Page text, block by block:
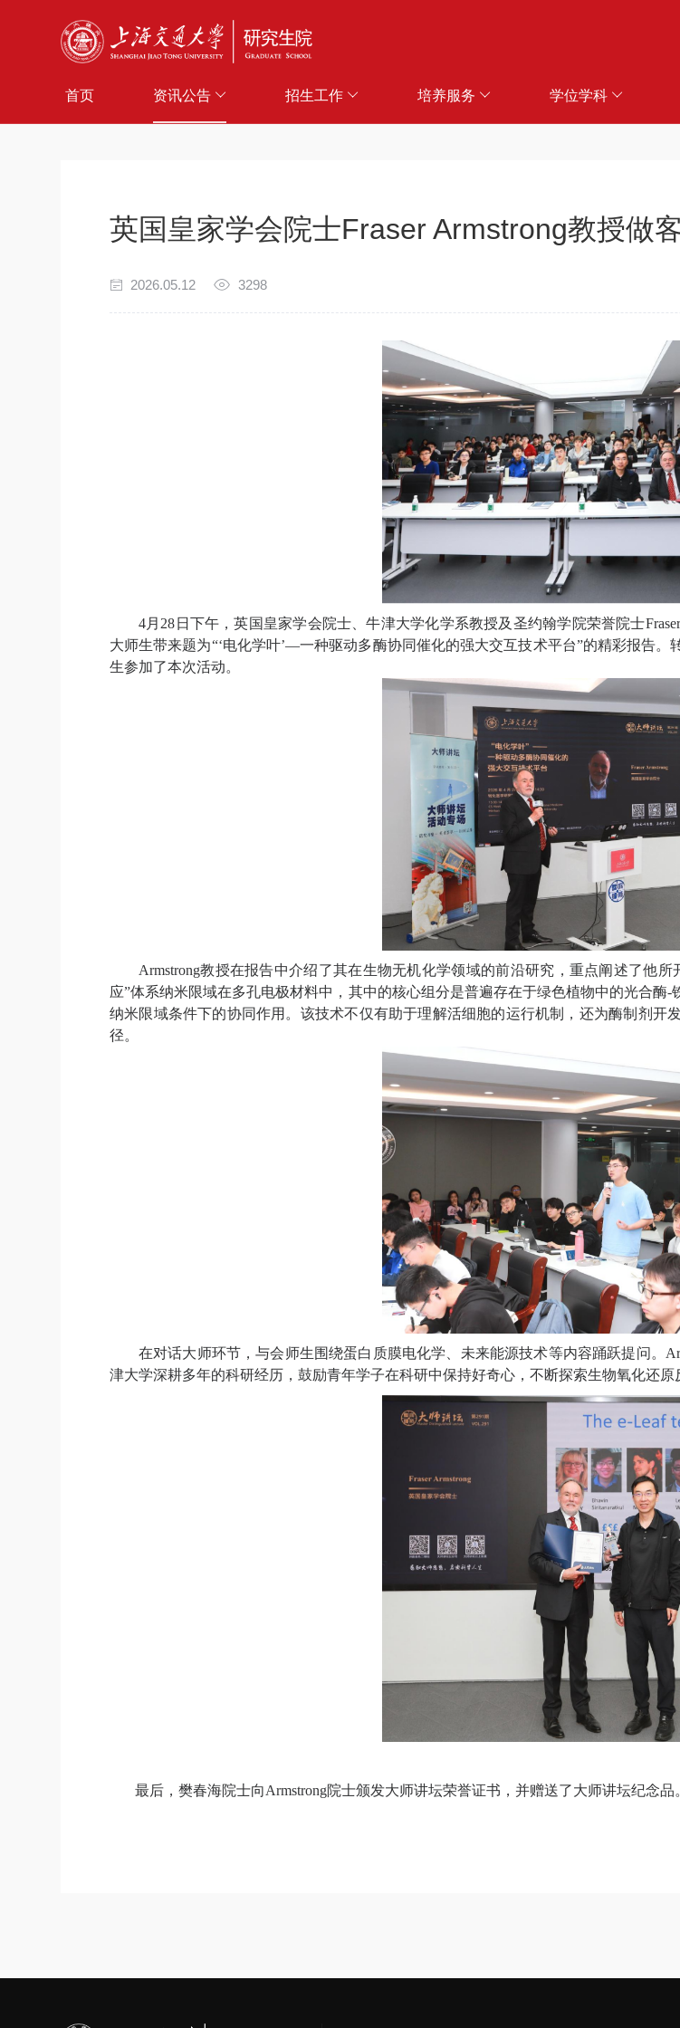
首页 资讯公告 招生工作 培养服务 学位学科
英国皇家学会院士Fraser Armstrong教授做
2026.05.12 3298
4月 28 日下午，英国皇家学会院士、牛津大学化学系教授及圣约翰学院荣誉院士
大师生带来题为“‘电化学叶’—一种驱动多酶协同催化的强大交互技术平台”的精彩报告。
生参加了本次活动。
Armstrong教授在报告中介绍了其在生物无机化学领域的前沿研究 ， 重点阐述了他所
应”体系纳米限域在多孔电极材料中 ， 其中的核心组分是普遍存在于绿色植物中的光合酶-
纳米限域条件下的协同作用 。 该技术不仅有助于理解活细胞的运行机制，还为酶制剂开
径。
在对话大师环节，与会师生围绕蛋白质膜电化学、未来能源技术等内容踊跃提问。
津大学深耕多年的科研经历，鼓励青年学子在科研中保持好奇心，不断探索生物氧化还原
最后，樊春海院士向Armstrong院士颁发大师讲坛荣誉证书，并赠送了大师讲坛纪念